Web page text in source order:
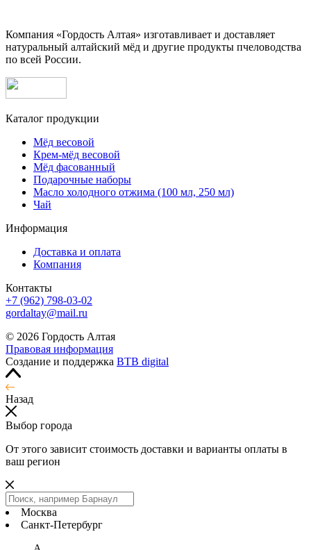
Компания «Гордость Алтая» изготавливает и доставляет
натуральный алтайский мёд и другие продукты пчеловодства
по всей России.
Каталог продукции
Мёд весовой
Крем-мёд весовой
Мёд фасованный
Подарочные наборы
Масло холодного отжима (100 мл, 250 мл)
Чай
Информация
Доставка и оплата
Компания
Контакты
+7 (962) 798-03-02
gordaltay@mail.ru
© 2026 Гордость Алтая
Правовая информация
Создание и поддержка BTB digital
Назад
Выбор города
От этого зависит стоимость доставки и варианты оплаты в
ваш регион
Москва
Санкт-Петербург